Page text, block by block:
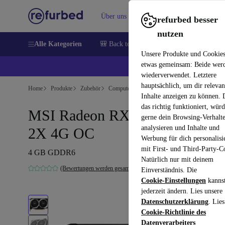
refurbed besser
nutzen
Unsere Produkte und
etwas gemeinsam: Beide
wiederverwendet. Letztere
hauptsächlich, um dir
Inhalte anzeigen zu können.
das richtig funktioniert,
gerne dein Browsing-
analysieren und Inhalte und
Werbung für dich
mit First- und Third-Party-
Natürlich nur mit deinem
Einverständnis. Die
Cookie-Einstellungen
jederzeit ändern. Lies unsere
Datenschutzerklärung.
Cookie-Richtlinie des
Datenverarbeiters
Über uns Verkaufen Hilfe
Alle Kategorien 🎒 Back to school
💰
Home Produkte Zubehör Computer Zubehör Computer Komponenten
MSI Radeon RX 6500 XT
2X 4G OC
4 GB GDDR6
(Bewertungen werden gesammelt)